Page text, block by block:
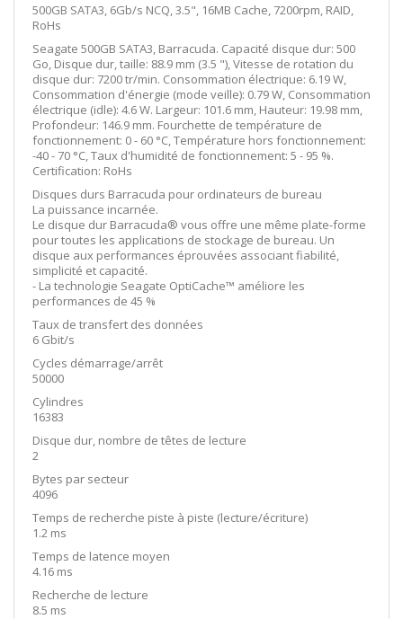
500GB SATA3, 6Gb/s NCQ, 3.5", 16MB Cache, 7200rpm, RAID,
RoHs
Seagate 500GB SATA3, Barracuda. Capacité disque dur: 500
Go, Disque dur, taille: 88.9 mm (3.5 "), Vitesse de rotation du
disque dur: 7200 tr/min. Consommation électrique: 6.19 W,
Consommation d'énergie (mode veille): 0.79 W, Consommation
électrique (idle): 4.6 W. Largeur: 101.6 mm, Hauteur: 19.98 mm,
Profondeur: 146.9 mm. Fourchette de température de
fonctionnement: 0 - 60 °C, Température hors fonctionnement:
-40 - 70 °C, Taux d'humidité de fonctionnement: 5 - 95 %.
Certification: RoHs
Disques durs Barracuda pour ordinateurs de bureau
La puissance incarnée.
Le disque dur Barracuda® vous offre une même plate-forme
pour toutes les applications de stockage de bureau. Un
disque aux performances éprouvées associant fiabilité,
simplicité et capacité.
- La technologie Seagate OptiCache™ améliore les
performances de 45 %
Taux de transfert des données
6 Gbit/s
Cycles démarrage/arrêt
50000
Cylindres
16383
Disque dur, nombre de têtes de lecture
2
Bytes par secteur
4096
Temps de recherche piste à piste (lecture/écriture)
1.2 ms
Temps de latence moyen
4.16 ms
Recherche de lecture
8.5 ms